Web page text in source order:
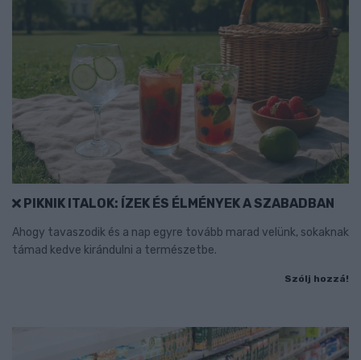
PIKNIK ITALOK: ÍZEK ÉS ÉLMÉNYEK A SZABADBAN
Ahogy tavaszodik és a nap egyre tovább marad velünk, sokaknak
támad kedve kirándulni a természetbe.
Szólj hozzá!